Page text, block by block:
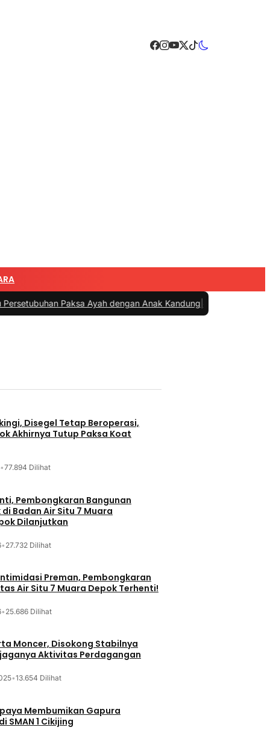
Paksa Ayah dengan Anak Kandung|#4 -Catatan Cak AT: Asal
Disegel Tetap Beroperasi,
Akhirnya Tutup Paksa Koat
•77.894 Dilihat
Pembongkaran Bangunan
Badan Air Situ 7 Muara
Dilanjutkan
• 27.732 Dilihat
Preman, Pembongkaran
Air Situ 7 Muara Depok Terhenti!
• 25.686 Dilihat
Moncer, Disokong Stabilnya
Aktivitas Perdagangan
•13.654 Dilihat
Membumikan Gapura
SMAN 1 Cikijing